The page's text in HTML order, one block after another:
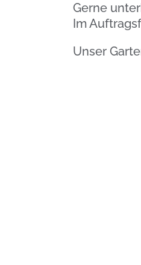
Gerne
Im
Unser